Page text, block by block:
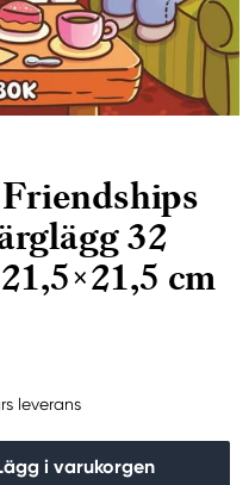
32
cm
leverans
i varukorgen